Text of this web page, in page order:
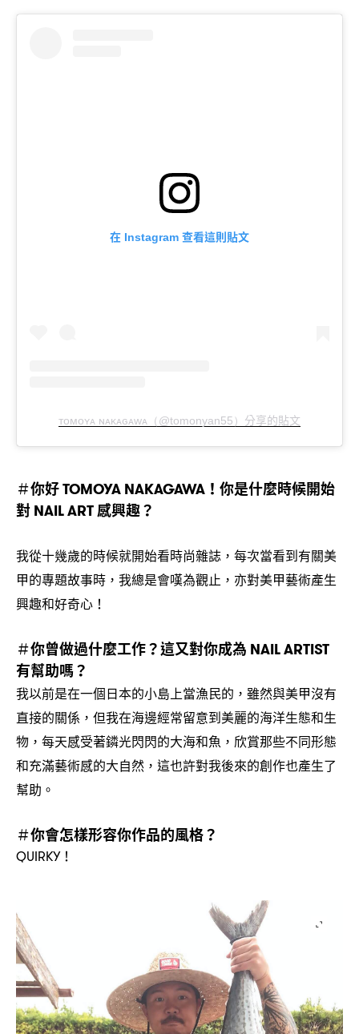
在 Instagram 查看這則貼文
ᴛᴏᴍᴏʏᴀ ɴᴀᴋᴀɢᴀᴡᴀ（@tomonyan55） 分享的貼文
＃你好TOMOYA NAKAGAWA！ 你是什麼時候開始
對NAIL ART感興趣？
我從十幾歲的時候就開始看時尚雜誌 ， 每次當看到有關美
甲的專題故事時 ， 我總是會嘆為觀止 ， 亦對美甲藝術產生
興趣和好奇心 ！
＃你曾做過什麼工作？這又對你成為 NAIL ARTIST
有幫助嗎？
我以前是在一個日本的小島上當漁民的 ， 雖然與美甲沒有
直接的關係 ， 但我在海邊經常留意到美麗的海洋生態和生
物 ， 每天感受著鏻光閃閃的大海和魚 ， 欣賞那些不同形態
和充滿藝術感的大自然 ， 這也許對我後來的創作也產生了
幫助。
＃你會怎樣形容你作品的風格？
QUIRKY！